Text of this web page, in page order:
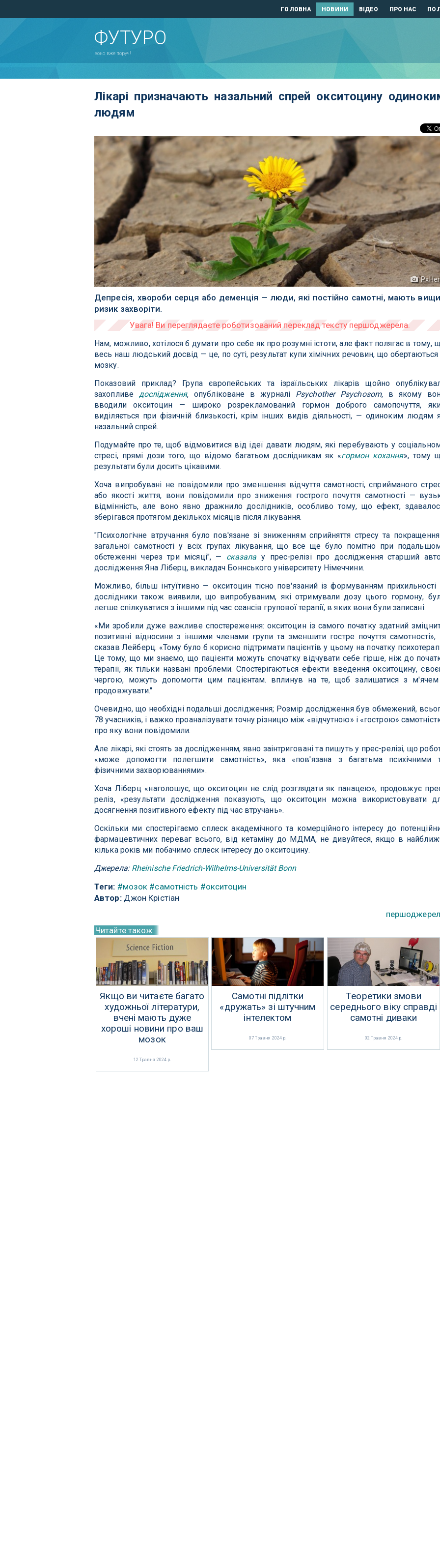
ГОЛОВНА НОВИНИ ВІДЕО ПРО НАС
ФУТУРО
воно вже поруч!
Лікарі призначають назальний спрей окситоцину
людям
Депресія, хвороби серця або деменція — люди, які постійно самотні, мають
ризик захворіти.
Нам, можливо, хотілося б думати про себе як про розумні істоти, але факт полягає в тому,
весь наш людський досвід — це, по суті, результат купи хімічних речовин, що
мозку.
Показовий приклад? Група європейських та ізраїльських лікарів щойно
захопливе дослідження, опубліковане в журналі Psychother Psychosom, в якому
вводили окситоцин — широко розрекламований гормон доброго самопочуття,
виділяється при фізичній близькості, крім інших видів діяльності, — одиноким людям
назальний спрей.
Подумайте про те, щоб відмовитися від ідеї давати людям, які перебувають у
стресі, прямі дози того, що відомо багатьом дослідникам як «гормон кохання», тому
результати були досить цікавими.
Хоча випробувані не повідомили про зменшення відчуття самотності, сприйманого
або якості життя, вони повідомили про зниження гострого почуття самотності —
відмінність, але воно явно дражнило дослідників, особливо тому, що ефект,
зберігався протягом декількох місяців після лікування.
"Психологічне втручання було пов'язане зі зниженням сприйняття стресу та
загальної самотності у всіх групах лікування, що все ще було помітно при
обстеженні через три місяці", — сказала у прес-релізі про дослідження старший
дослідження Яна Ліберц, викладач Боннського університету Німеччини.
Можливо, більш інтуїтивно — окситоцин тісно пов'язаний із формуванням
дослідники також виявили, що випробуваним, які отримували дозу цього гормону,
легше спілкуватися з іншими під час сеансів групової терапії, в яких вони були записані.
«Ми зробили дуже важливе спостереження: окситоцин із самого початку здатний
позитивні відносини з іншими членами групи та зменшити гостре почуття
сказав Лейберц. «Тому було б корисно підтримати пацієнтів у цьому на початку
Це тому, що ми знаємо, що пацієнти можуть спочатку відчувати себе гірше, ніж до
терапії, як тільки названі проблеми. Спостерігаються ефекти введення окситоцину,
чергою, можуть допомогти цим пацієнтам. вплинув на те, щоб залишатися з м'ячем
продовжувати."
Очевидно, що необхідні подальші дослідження; Розмір дослідження був обмежений,
78 учасників, і важко проаналізувати точну різницю між «відчутною» і «гострою»
про яку вони повідомили.
Але лікарі, які стоять за дослідженням, явно заінтриговані та пишуть у прес-релізі, що
«може допомогти полегшити самотність», яка «пов'язана з багатьма психічними
фізичними захворюваннями».
Хоча Ліберц «наголошує, що окситоцин не слід розглядати як панацею», продовжує
реліз, «результати дослідження показують, що окситоцин можна використовувати
досягнення позитивного ефекту під час втручань».
Оскільки ми спостерігаємо сплеск академічного та комерційного інтересу до
фармацевтичних переваг всього, від кетаміну до МДМА, не дивуйтеся, якщо в
кілька років ми побачимо сплеск інтересу до окситоцину.
Джерела: Rheinische Friedrich-Wilhelms-Universität Bonn
Теги: #мозок #самотність #окситоцин
Автор:Джон Крістіан
Читайте також:
Якщо ви читаєте багато
художньої літератури,
вчені мають дуже
хороші новини про ваш
мозок
12 Травня 2024 р.
Самотні підлітки
«дружать» зі штучним
інтелектом
07 Травня 2024 р.
Теоретики змови
середнього віку справді
самотні диваки
02 Травня 2024 р.